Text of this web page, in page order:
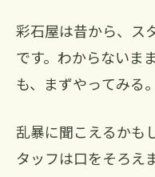
彩石屋は昔から、ス
です。わからないま
も、まずやってみる。
乱暴に聞こえるかも
タッフは口をそろえ